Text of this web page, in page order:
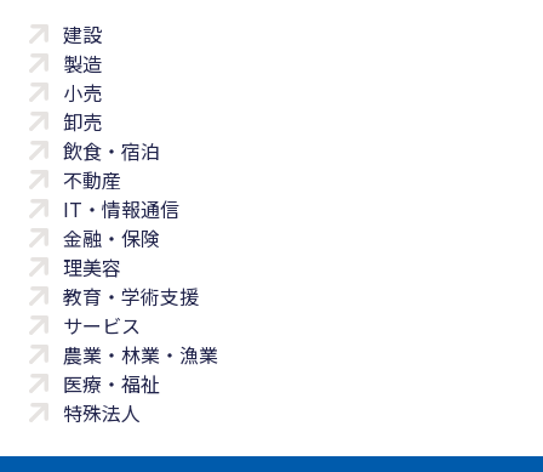
建設
製造
小売
卸売
飲食・宿泊
不動産
IT・情報通信
金融・保険
理美容
教育・学術支援
サービス
農業・林業・漁業
医療・福祉
特殊法人